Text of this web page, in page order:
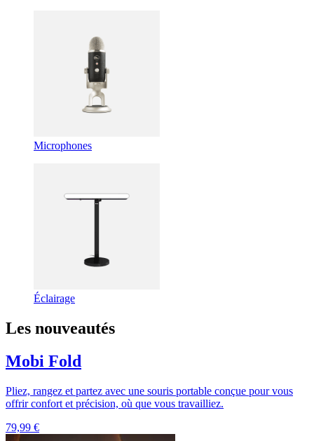
Microphones
Éclairage
Les nouveautés
Mobi Fold
Pliez, rangez et partez avec une souris portable conçue pour vous
offrir confort et précision, où que vous travailliez.
79,99 €